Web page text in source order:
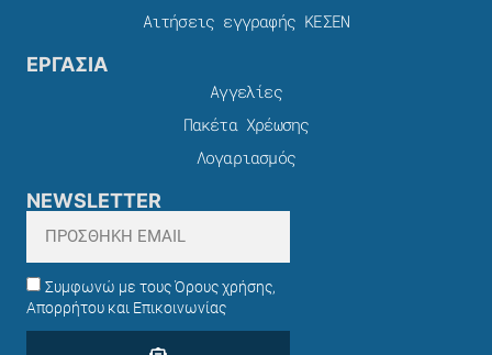
Αιτήσεις εγγραφής ΚΕΣΕΝ
ΕΡΓΑΣΙΑ
Αγγελίες
Πακέτα Χρέωσης​
Λογαριασμός
NEWSLETTER
Συμφωνώ με τους Όρους χρήσης,
Απορρήτου και Επικοινωνίας